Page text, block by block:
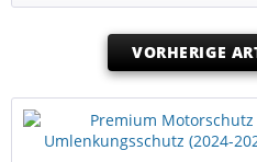
VORHERIGE